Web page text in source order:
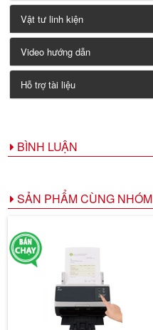
Vật tư linh kiện
Video hướng dẫn
Hỗ trợ tài liệu
BÌNH LUẬN
SẢN PHẨM CÙNG NHÓM